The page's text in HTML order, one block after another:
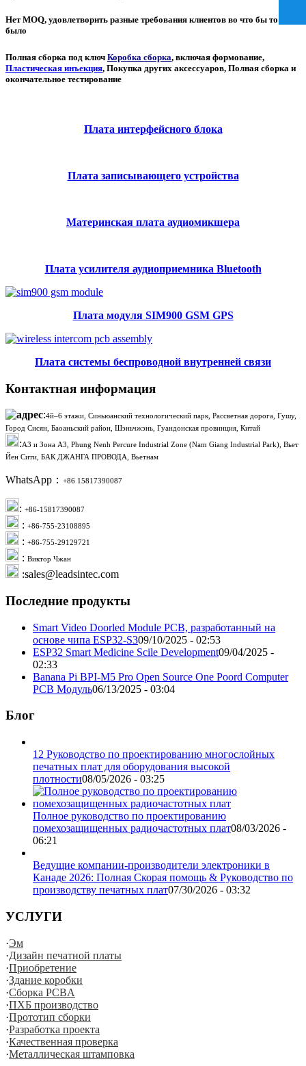
Нет MOQ, удовлетворить разные требования клиентов во что бы то ни
было
Полная сборка под ключ Коробка сборка, включая формование,
Пластическая инъекция, Покупка других аксессуаров, Полная сборка и
окончательное тестирование
Плата интерфейсного блока
Плата записывающего устройства
Материнская плата аудиомикшера
Плата усилителя аудиоприемника Bluetooth
Плата модуля SIM900 GSM GPS
Плата системы беспроводной внутренней связи
Контактная информация
:4й–6 этажи, Синьюанский технологический парк, Рассветная дорога, Гушу,
Город Сисян, Баоаньский район, Шэньчжэнь, Гуандонская провинция, Китай
:A3 и Зона A3, Phung Nenh Percure Industrial Zone (Nam Giang Industrial Park), Вьет
Йен Сити, БАК ДЖАНГА ПРОВОДА, Вьетнам
WhatsApp： +86 15817390087
: +86-15817390087
: +86-755-23108895
: +86-755-29129721
: Виктор Чжан
:sales@leadsintec.com
Последние продукты
Smart Video Doorled Module PCB, разработанный на
основе чипа ESP32-S309/10/2025 - 02:53
ESP32 Smart Medicine Scile Development09/04/2025 -
02:33
Banana Pi BPI-M5 Pro Open Source One Poord Computer
PCB Модуль06/13/2025 - 03:04
Блог
12 Руководство по проектированию многослойных
печатных плат для оборудования высокой
плотности08/05/2026 - 03:25
Полное руководство по проектированию
помехозащищенных радиочастотных плат08/03/2026 -
06:21
Ведущие компании-производители электроники в
Канаде 2026: Полная Скорая помощь & Руководство по
производству печатных плат07/30/2026 - 03:32
УСЛУГИ
·Эм
·Дизайн печатной платы
·Приобретение
·Здание коробки
·Сборка PCBA
·ПХБ производство
·Прототип сборки
·Разработка проекта
·Качественная проверка
·Металлическая штамповка